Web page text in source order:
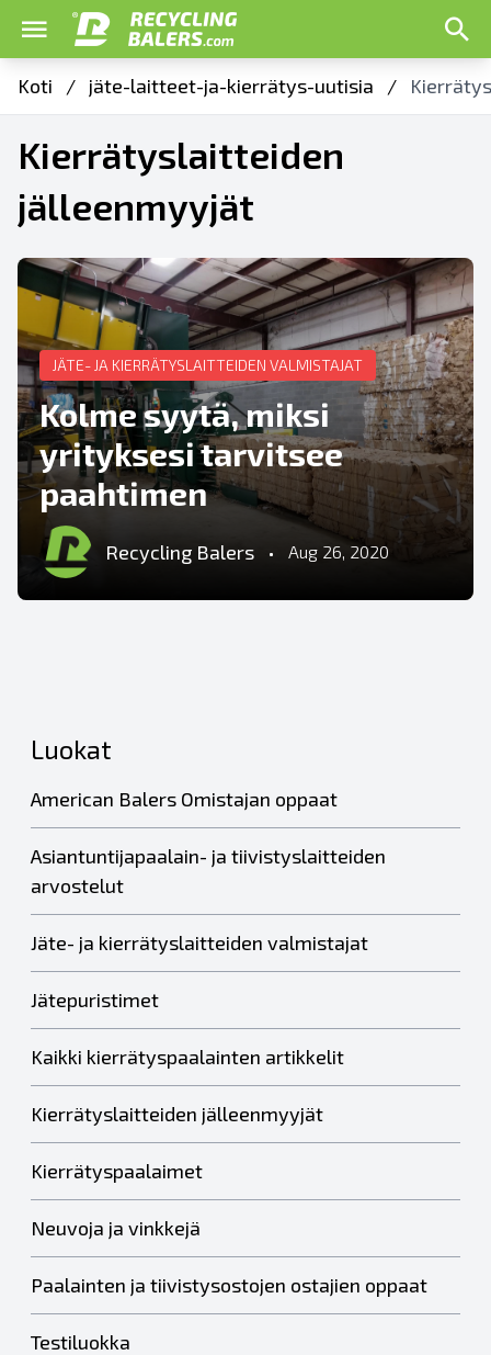
Koti / jäte-laitteet-ja-kierrätys-uutisia /
Kierrätyslaitteiden
jälleenmyyjät
JÄTE- JA KIERRÄTYSLAITTEIDEN VALMISTAJAT
Kolme syytä, miksi
yrityksesi tarvitsee
paahtimen
Recycling Balers • Aug 26, 2020
Luokat
American Balers Omistajan oppaat
Asiantuntijapaalain- ja tiivistyslaitteiden
arvostelut
Jäte- ja kierrätyslaitteiden valmistajat
Jätepuristimet
Kaikki kierrätyspaalainten artikkelit
Kierrätyslaitteiden jälleenmyyjät
Kierrätyspaalaimet
Neuvoja ja vinkkejä
Paalainten ja tiivistysostojen ostajien oppaat
Testiluokka